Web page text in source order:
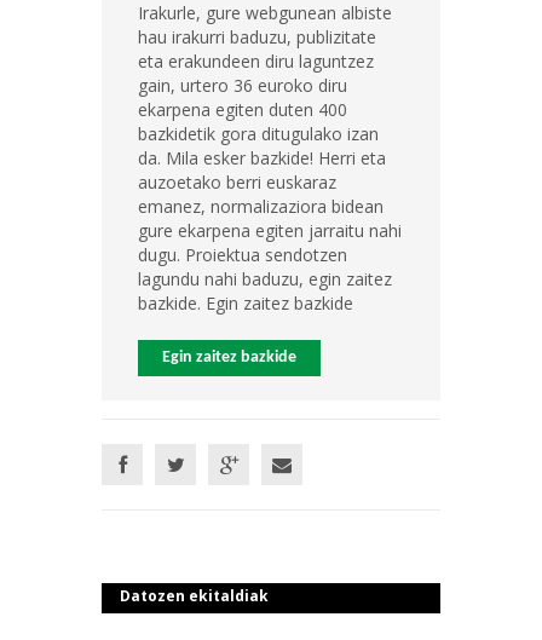
Irakurle, gure webgunean albiste
hau irakurri baduzu, publizitate
eta erakundeen diru laguntzez
gain, urtero 36 euroko diru
ekarpena egiten duten 400
bazkidetik gora ditugulako izan
da. Mila esker bazkide! Herri eta
auzoetako berri euskaraz
emanez, normalizaziora bidean
gure ekarpena egiten jarraitu nahi
dugu. Proiektua sendotzen
lagundu nahi baduzu, egin zaitez
bazkide. Egin zaitez bazkide
Egin zaitez bazkide
Datozen ekitaldiak